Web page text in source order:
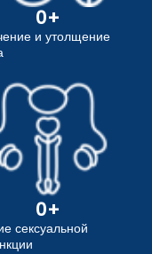
и утолщение
0+
сексуальной
0+